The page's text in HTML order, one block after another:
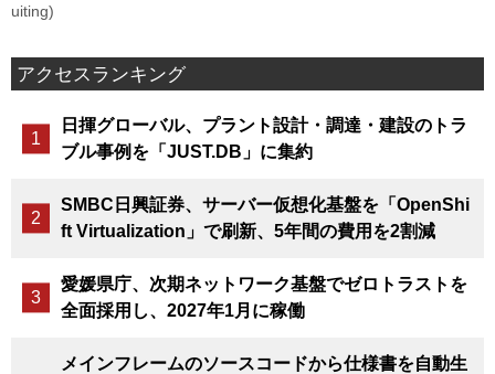
uiting)
アクセスランキング
日揮グローバル、プラント設計・調達・建設のトラ
ブル事例を「JUST.DB」に集約
SMBC日興証券、サーバー仮想化基盤を「OpenShi
ft Virtualization」で刷新、5年間の費用を2割減
愛媛県庁、次期ネットワーク基盤でゼロトラストを
全面採用し、2027年1月に稼働
メインフレームのソースコードから仕様書を自動生